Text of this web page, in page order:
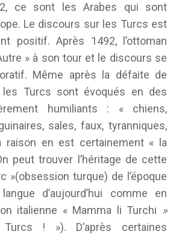
ce sont les Arabes qui sont
Le discours sur les Turcs est
positif. Après 1492, l’ottoman
» à son tour et le discours se
Même après la défaite de
les Turcs sont évoqués en des
humiliants : « chiens,
sales, faux, tyranniques,
en est certainement « la
peut trouver l’héritage de cette
»(obsession turque) de l’époque
d’aujourd’hui comme en
italienne « Mamma li Turchi »
! »). D’après certaines